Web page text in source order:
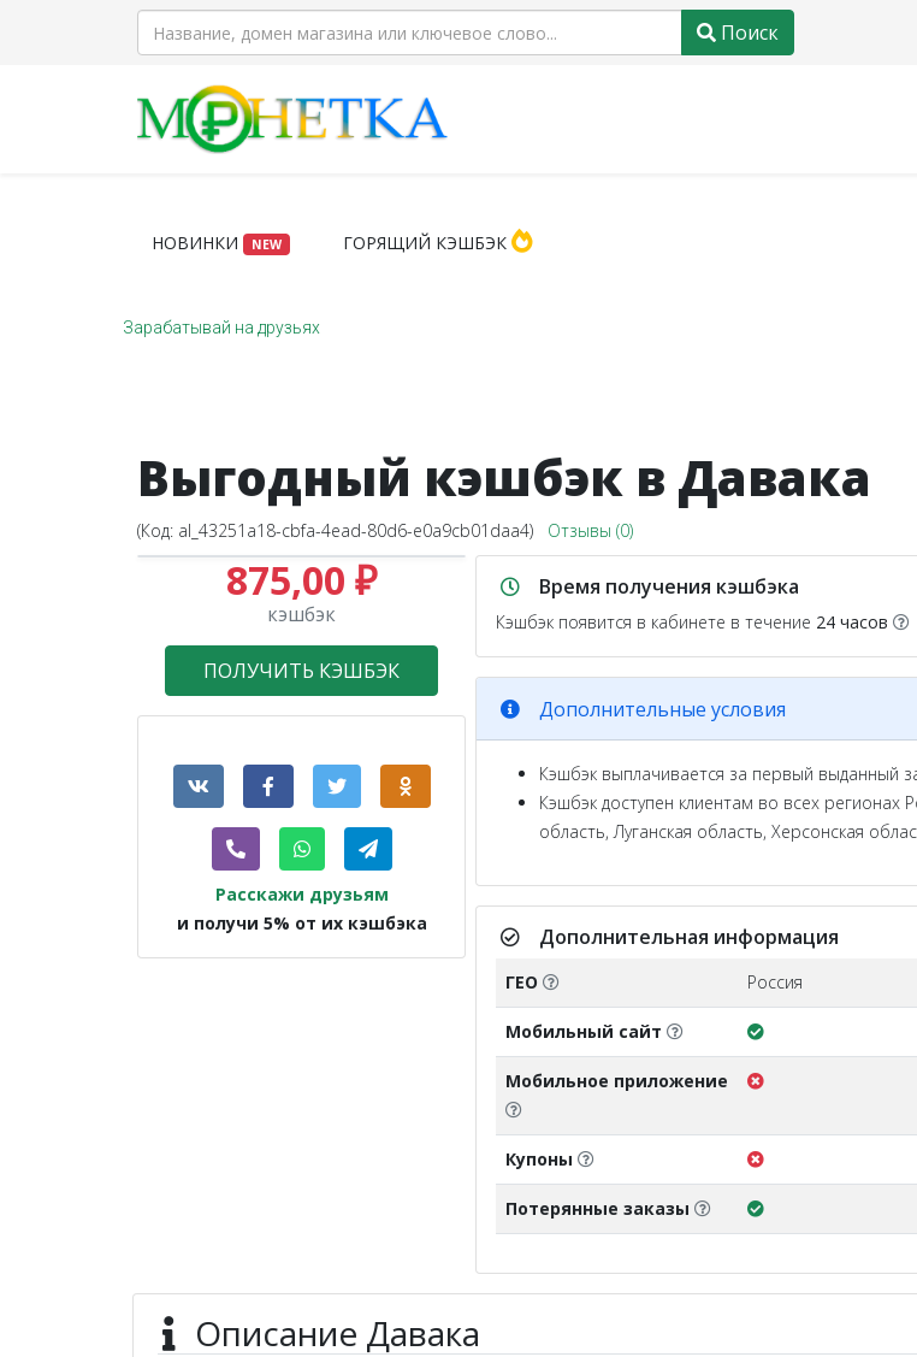
Поиск
НОВИНКИ NEW ГОРЯЩИЙ КЭШБЭК
Зарабатывай на друзьях
Выгодный кэшбэк в Давака
(Код: al_43251a18-cbfa-4ead-80d6-e0a9cb01daa4) Отзывы (0)
875,00 ₽
кэшбэк
ПОЛУЧИТЬ КЭШБЭК
Расскажи друзьям
и получи 5% от их кэшбэка
Время получения кэшбэка
Кэшбэк появится в кабинете в течение 24 часов
Дополнительные условия
Кэшбэк выплачивается за первый выданный
Кэшбэк доступен клиентам во всех
область, Луганская область, Херсонская
Дополнительная информация
ГЕО Россия
Мобильный сайт
Мобильное приложение
Купоны
Потерянные заказы
Описание Давака